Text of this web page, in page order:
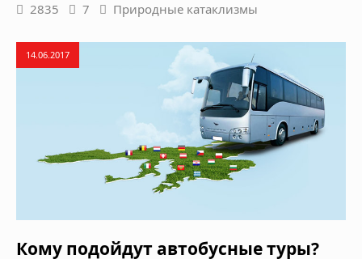
2835 7 Природные катаклизмы
14.06.2017
Кому подойдут автобусные туры?